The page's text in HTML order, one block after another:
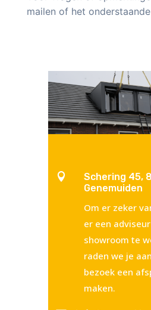

Schering 45,
Genemuiden
Om er zeker
er een
showroom te
raden we je
bezoek een
maken.